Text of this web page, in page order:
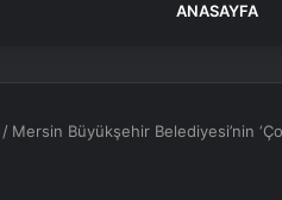
ANASAYFA
/ Mersin Büyükşehir Belediyesi’nin